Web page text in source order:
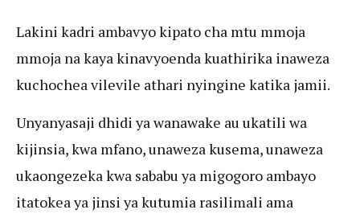
Lakini kadri ambavyo kipato cha mtu mmoja
mmoja na kaya kinavyoenda kuathirika inaweza
kuchochea vilevile athari nyingine katika jamii.
Unyanyasaji dhidi ya wanawake au ukatili wa
kijinsia, kwa mfano, unaweza kusema, unaweza
ukaongezeka kwa sababu ya migogoro ambayo
itatokea ya jinsi ya kutumia rasilimali ama